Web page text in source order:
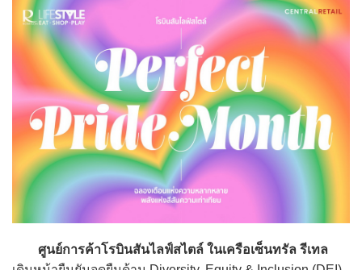
ศูนย์การค้าโรบินสันไลฟ์สไตล์ ในเครือเซ็นทรัล รีเทล